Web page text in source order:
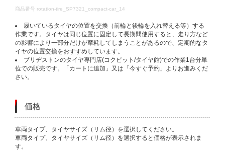
DETAILS
商品番号 rotation-tire_SP7321_compact-car_14
履いているタイヤの位置を交換（前輪と後輪を入れ替える等）する
作業です。タイヤは同じ位置に固定して長期間使用すると、走り方など
の影響により一部分だけが摩耗してしまうことがあるので、定期的なタ
イヤの位置交換をおすすめしています。
ブリヂストンのタイヤ専門店(コクピット/タイヤ館)での作業1台分単
位での販売です。「カートに追加」又は「今すぐ予約」よりお進みくだ
さい。
価格
VARIATIONS
車両タイプ、タイヤサイズ（リム径）を選択してください。
車両タイプ、タイヤサイズ（リム径）を選択すると価格が表示されま
す。